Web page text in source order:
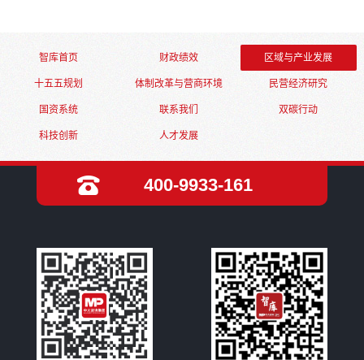
智库首页 财政绩效 区域与产业发展
十五五规划 体制改革与营商环境 民营经济研究
国资系统 联系我们 双碳行动
科技创新 人才发展
400-9933-161